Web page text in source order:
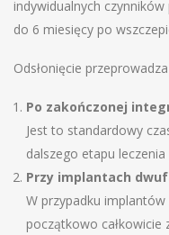
indywidualnych
do 6 miesięcy po
Odsłonięcie
Po zakończonej
Jest to standardowy
dalszego etapu
Przy implantach
W przypadku
początkowo całkowicie